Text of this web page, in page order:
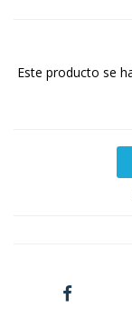
Este producto se